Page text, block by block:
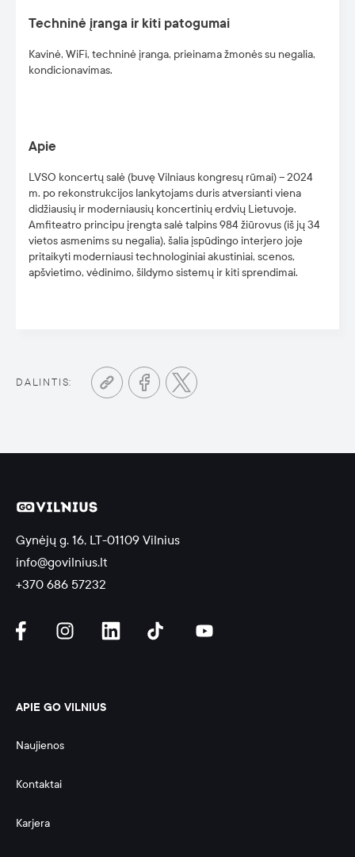
Techninė įranga ir kiti patogumai
Kavinė, WiFi, techninė įranga, prieinama žmonės su negalia,
kondicionavimas.
Apie
LVSO koncertų salė (buvę Vilniaus kongresų rūmai) – 2024
m. po rekonstrukcijos lankytojams duris atversianti viena
didžiausių ir moderniausių koncertinių erdvių Lietuvoje.
Amfiteatro principu įrengta salė talpins 984 žiūrovus (iš jų 34
vietos asmenims su negalia), šalia įspūdingo interjero joje
pritaikyti moderniausi technologiniai akustiniai, scenos,
apšvietimo, vėdinimo, šildymo sistemų ir kiti sprendimai.
DALINTIS:
Gynėjų g. 16, LT-01109 Vilnius
info@govilnius.lt
+370 686 57232
APIE GO VILNIUS
Naujienos
Kontaktai
Karjera